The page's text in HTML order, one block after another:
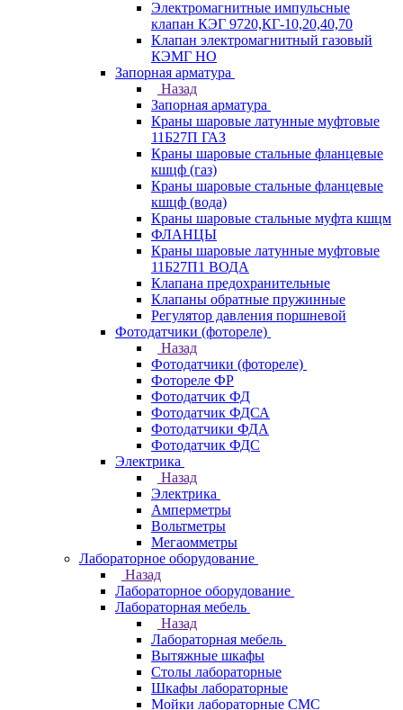
Электромагнитные импульсные
клапан КЭГ 9720,КГ-10,20,40,70
Клапан электромагнитный газовый
КЭМГ НО
Запорная арматура
Назад
Запорная арматура
Краны шаровые латунные муфтовые
11Б27П ГАЗ
Краны шаровые стальные фланцевые
кшцф (газ)
Краны шаровые стальные фланцевые
кшцф (вода)
Краны шаровые стальные муфта кшцм
ФЛАНЦЫ
Краны шаровые латунные муфтовые
11Б27П1 ВОДА
Клапана предохранительные
Клапаны обратные пружинные
Регулятор давления поршневой
Фотодатчики (фотореле)
Назад
Фотодатчики (фотореле)
Фотореле ФР
Фотодатчик ФД
Фотодатчик ФДСА
Фотодатчики ФДА
Фотодатчик ФДС
Электрика
Назад
Электрика
Амперметры
Вольтметры
Мегаомметры
Лабораторное оборудование
Назад
Лабораторное оборудование
Лабораторная мебель
Назад
Лабораторная мебель
Вытяжные шкафы
Столы лабораторные
Шкафы лабораторные
Мойки лабораторные СМС